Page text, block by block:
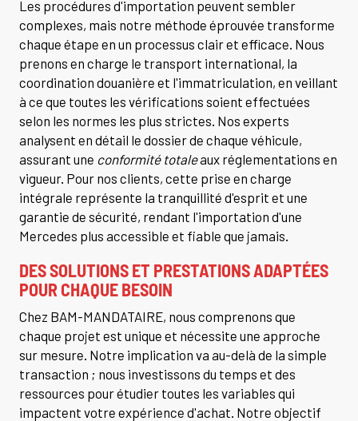
Les procédures d'importation peuvent sembler
complexes, mais notre méthode éprouvée transforme
chaque étape en un processus clair et efficace. Nous
prenons en charge le transport international, la
coordination douanière et l'immatriculation, en veillant
à ce que toutes les vérifications soient effectuées
selon les normes les plus strictes. Nos experts
analysent en détail le dossier de chaque véhicule,
assurant une conformité totaleaux réglementations en
vigueur. Pour nos clients, cette prise en charge
intégrale représente la tranquillité d'esprit et une
garantie de sécurité, rendant l'importation d'une
Mercedes plus accessible et fiable que jamais.
DES SOLUTIONS ET PRESTATIONS ADAPTÉES
POUR CHAQUE BESOIN
Chez BAM-MANDATAIRE, nous comprenons que
chaque projet est unique et nécessite une approche
sur mesure. Notre implication va au-delà de la simple
transaction ; nous investissons du temps et des
ressources pour étudier toutes les variables qui
impactent votre expérience d'achat. Notre objectif